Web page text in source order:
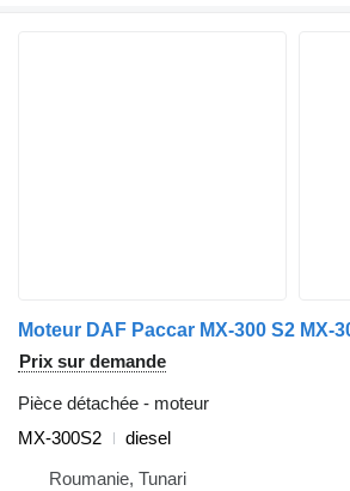
Prix sur demande
Pièce détachée - moteur
MX-300S2
diesel
Roumanie, Tunari